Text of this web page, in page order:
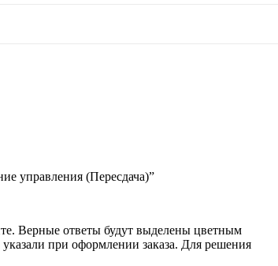
управления (Пересдача)”
Верные ответы будут выделены цветным
при оформлении заказа. Для решения